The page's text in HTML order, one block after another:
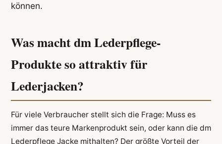
können.
Was macht dm Lederpflege-
Produkte so attraktiv für
Lederjacken?
Für viele Verbraucher stellt sich die Frage: Muss es
immer das teure Markenprodukt sein, oder kann die dm
Lederpflege Jacke mithalten? Der größte Vorteil der